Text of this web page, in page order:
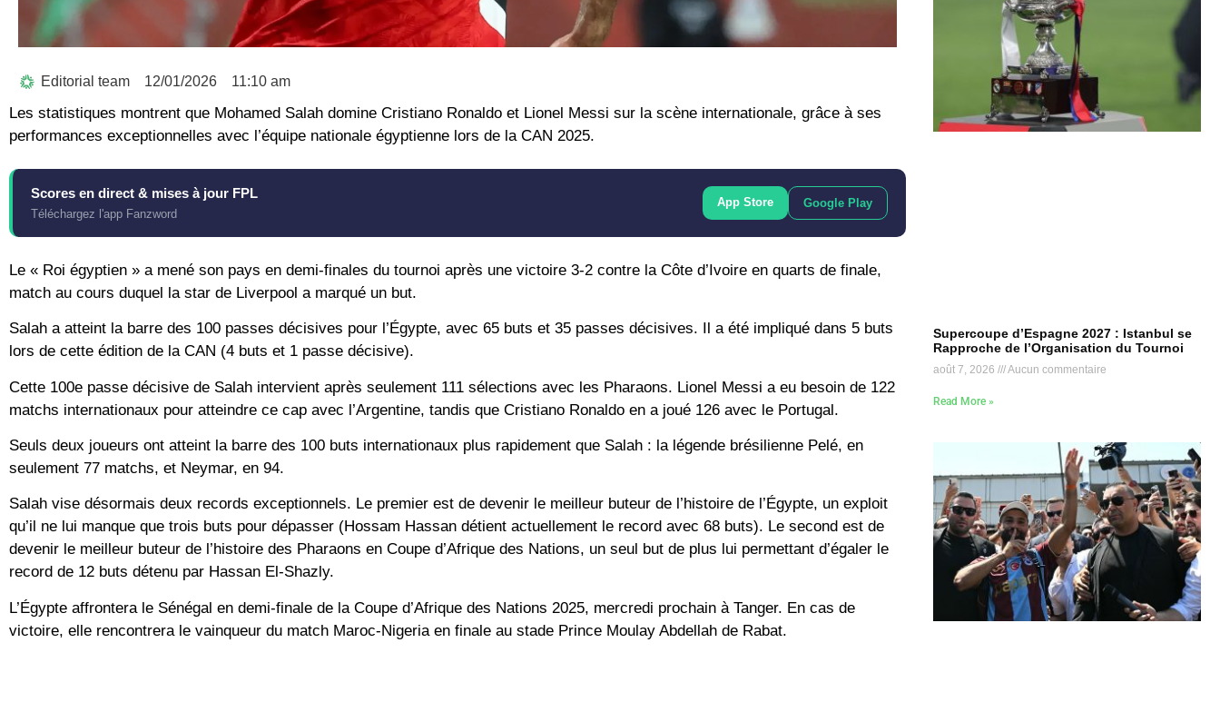
Editorial team 12/01/2026 11:10 am
Les statistiques montrent que Mohamed Salah domine Cristiano Ronaldo et Lionel Messi sur la scène internationale, grâce à ses
performances exceptionnelles avec l’équipe nationale égyptienne lors de la CAN 2025.
Scores en direct & mises à jour FPL
Téléchargez l'app Fanzword
App Store Google Play
Le « Roi égyptien » a mené son pays en demi-finales du tournoi après une victoire 3-2 contre la Côte d’Ivoire en quarts de finale,
match au cours duquel la star de Liverpool a marqué un but.
Salah a atteint la barre des 100 passes décisives pour l’Égypte, avec 65 buts et 35 passes décisives. Il a été impliqué dans 5 buts
lors de cette édition de la CAN (4 buts et 1 passe décisive).
Cette 100e passe décisive de Salah intervient après seulement 111 sélections avec les Pharaons. Lionel Messi a eu besoin de 122
matchs internationaux pour atteindre ce cap avec l’Argentine, tandis que Cristiano Ronaldo en a joué 126 avec le Portugal.
Seuls deux joueurs ont atteint la barre des 100 buts internationaux plus rapidement que Salah : la légende brésilienne Pelé, en
seulement 77 matchs, et Neymar, en 94.
Salah vise désormais deux records exceptionnels. Le premier est de devenir le meilleur buteur de l’histoire de l’Égypte, un exploit
qu’il ne lui manque que trois buts pour dépasser (Hossam Hassan détient actuellement le record avec 68 buts). Le second est de
devenir le meilleur buteur de l’histoire des Pharaons en Coupe d’Afrique des Nations, un seul but de plus lui permettant d’égaler le
record de 12 buts détenu par Hassan El-Shazly.
L’Égypte affrontera le Sénégal en demi-finale de la Coupe d’Afrique des Nations 2025, mercredi prochain à Tanger. En cas de
victoire, elle rencontrera le vainqueur du match Maroc-Nigeria en finale au stade Prince Moulay Abdellah de Rabat.
Supercoupe d’Espagne 2027 : Istanbul se
Rapproche de l’Organisation du Tournoi
août 7, 2026 Aucun commentaire
Read More »